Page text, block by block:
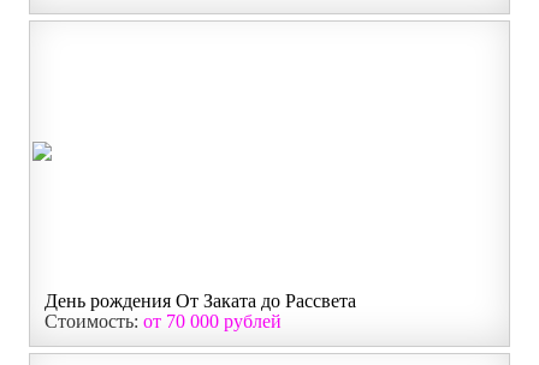
День рождения От Заката до Рассвета
Стоимость: от 70 000 рублей